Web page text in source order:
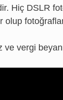
Hiç DSLR
olup
ve vergi